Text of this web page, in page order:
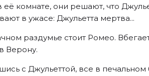
комнате, они решают, что
в ужасе: Джульетта мертва...
раздумье стоит Ромео.
Верону.
с Джульеттой, все в печальном